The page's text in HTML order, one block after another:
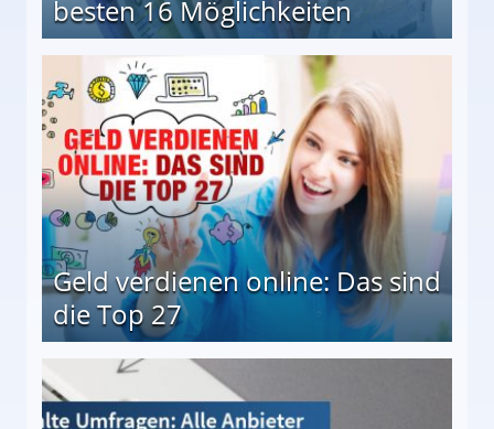
besten 16 Möglichkeiten
Geld verdienen online: Das sind
die Top 27